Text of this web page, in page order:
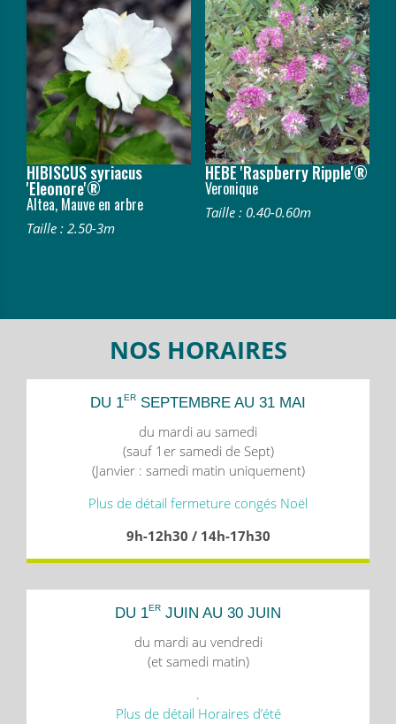
HIBISCUS syriacus
'Eleonore'®
Altea, Mauve en arbre
Taille : 2.50-3m
HEBE 'Raspberry Ripple'®
Veronique
Taille : 0.40-0.60m
NOS HORAIRES
DU 1ER SEPTEMBRE AU 31 MAI
du mardi au samedi
(sauf 1er samedi de Sept)
(Janvier : samedi matin uniquement)
Plus de détail fermeture congés Noël
9h-12h30 / 14h-17h30
DU 1ER JUIN AU 30 JUIN
du mardi au vendredi
(et samedi matin)
.
Plus de détail Horaires d’été